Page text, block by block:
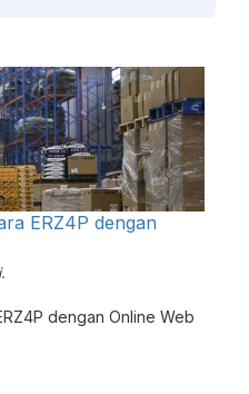
ERZ4P dengan
dengan Online Web